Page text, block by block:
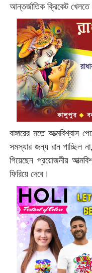
আন্তর্জাতিক ক্রিকেট খেলতে
বাঙ্গারের মতে আত্মবিশ্বাস
সমস্যার জন্য রান পাচ্ছিল
গিয়েছেন প্রয়োজনীয়
ফিরিয়ে দেবে।